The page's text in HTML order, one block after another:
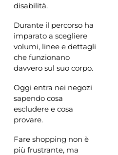
disabilità.
Durante il percorso ha
imparato a scegliere
volumi, linee e dettagli
che funzionano
davvero sul suo corpo.
Oggi entra nei negozi
sapendo cosa
escludere e cosa
provare.
Fare shopping non è
più frustrante, ma